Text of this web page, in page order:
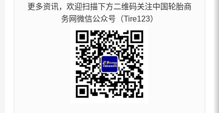
更多资讯，欢迎扫描下方二维码关注中国轮胎商
务网微信公众号（Tire123）